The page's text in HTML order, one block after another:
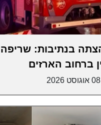
בנתיבות:
ברחוב הארזים
08 אוגוסט 2026